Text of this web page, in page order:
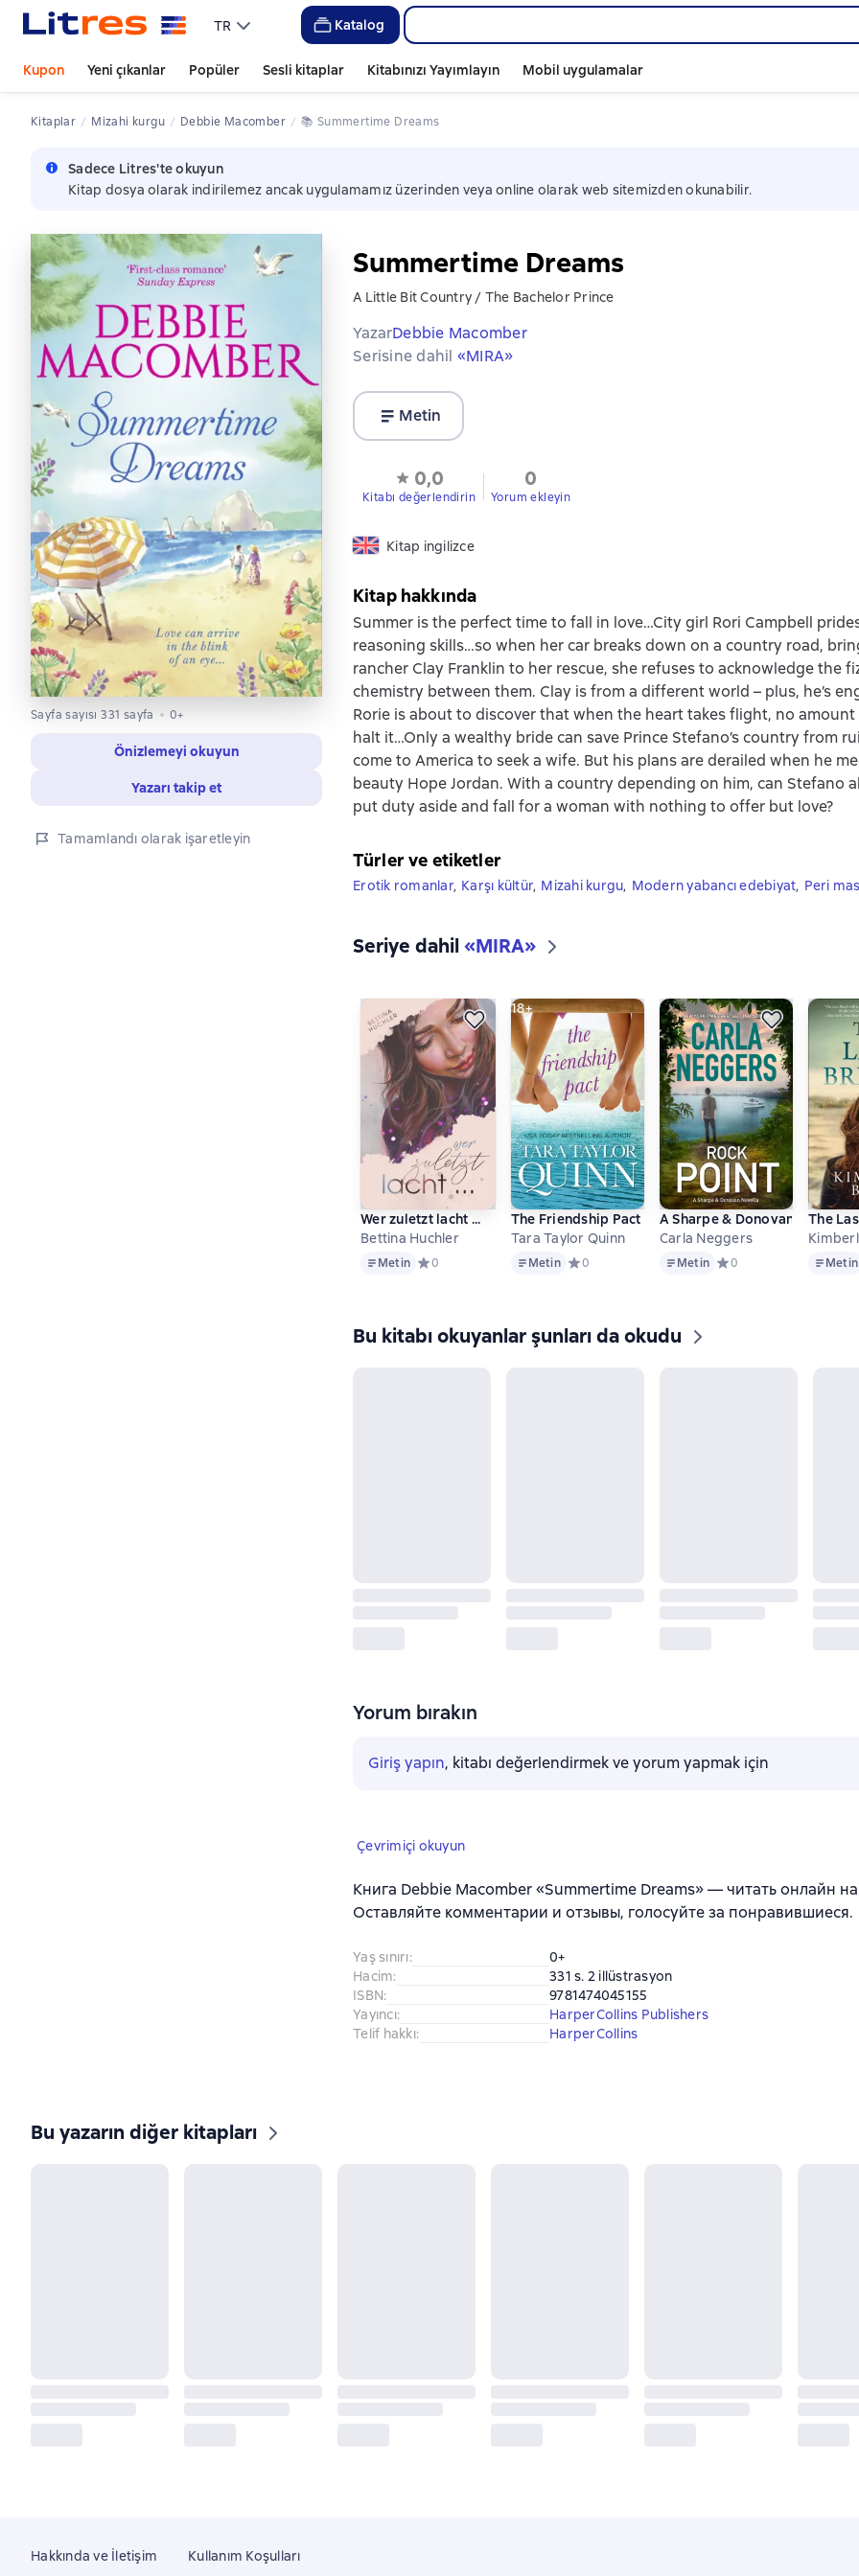
TR Katalog
Kupon Yeni çıkanlar Popüler Sesli kitaplar Kitabınızı Yayımlayın Mobil uygulamalar
Kitaplar mizahi kurgu Debbie Macomber 📚 Summertime Dreams
Sadece Litres'te okuyun
Kitap dosya olarak indirilemez ancak uygulamamız üzerinden veya online olarak web sitemizden okunabilir.
Sayfa sayısı 331 sayfa 0+
Önizlemeyi okuyun
Yazarı takip et
Tamamlandı olarak işaretleyin
Summertime Dreams
A Little Bit Country / The Bachelor Prince
YazarDebbie Macomber
Serisine dahil «MIRA»
Metin
0,0
Kitabı değerlendirin
0
Yorum ekleyin
Kitap ingilizce
Kitap hakkında
Summer is the perfect time to fall in love…City girl Rori Campbell
reasoning skills…so when her car breaks down on a country road,
rancher Clay Franklin to her rescue, she refuses to acknowledge the
chemistry between them. Clay is from a different world – plus, he’s
Rorie is about to discover that when the heart takes flight, no amount
halt it…Only a wealthy bride can save Prince Stefano’s country from
come to America to seek a wife. But his plans are derailed when he
beauty Hope Jordan. With a country depending on him, can Stefano
put duty aside and fall for a woman with nothing to offer but love?
Türler ve etiketler
Erotik romanlar, Karşı kültür, Mizahi kurgu, Modern yabancı edebiyat, Peri
Seriye dahil«MIRA»
Wer zuletzt lacht ...
Bettina Huchler
MetinMetin Средний рейтинг 0 на основе 0 оценок
0
18+
The Friendship Pact
Tara Taylor Quinn
MetinMetin Средний рейтинг 0 на основе 0 оценок
0
A Sharpe & Donovan Novel
Carla Neggers
MetinMetin Средний рейтинг 0 на
0
The
MetinMetin
Bu kitabı okuyanlar şunları da okudu
Yorum bırakın
Giriş yapın, kitabı değerlendirmek ve yorum yapmak için
Çevrimiçi okuyun
Книга Debbie Macomber «Summertime Dreams» — читать онлайн на
Оставляйте комментарии и отзывы, голосуйте за понравившиеся.
Yaş sınırı:
0+
Hacim:
331 s. 2 illüstrasyon
ISBN:
9781474045155
Yayıncı:
HarperCollins Publishers
Telif hakkı: HarperCollins
Bu yazarın diğer kitapları
Hakkında ve İletişim Kullanım Koşulları